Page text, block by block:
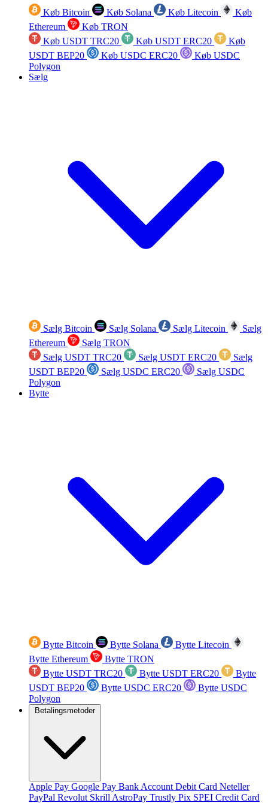
Køb Bitcoin Køb Solana Køb Litecoin
Køb
Ethereum
Køb TRON
Køb USDT TRC20
Køb USDT ERC20
Køb
USDT BEP20
Køb USDC ERC20
Køb USDC
Polygon
Sælg
Sælg Bitcoin Sælg Solana Sælg Litecoin
Sælg
Ethereum
Sælg TRON
Sælg USDT TRC20
Sælg USDT ERC20
Sælg
USDT BEP20
Sælg USDC ERC20
Sælg USDC
Polygon
Bytte
Bytte Bitcoin Bytte Solana
Bytte Litecoin
Bytte Ethereum
Bytte TRON
Bytte USDT TRC20
Bytte USDT ERC20
Bytte
USDT BEP20
Bytte USDC ERC20
Bytte USDC
Polygon
Betalingsmetoder
Apple Pay Google Pay Bank Account Debit Card Neteller
PayPal Revolut Skrill AstroPay Trustly Pix SPEI Credit Card